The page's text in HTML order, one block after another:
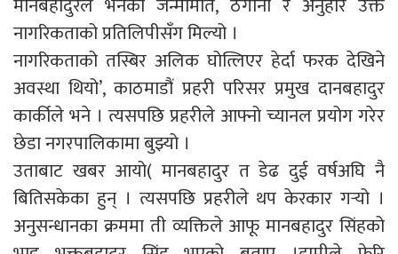
नागरिकताको प्रतिलिपीसँग मिल्यो ।
नागरिकताको तस्बिर अलिक घोत्लिएर हेर्दा फरक देखिने
अवस्था थियो’, काठमाडौं प्रहरी परिसर प्रमुख दानबहादुर
कार्कीले भने । त्यसपछि प्रहरीले आफ्नो च्यानल प्रयोग गरेर
छेडा नगरपालिकामा बुझ्यो ।
उताबाट खबर आयो( मानबहादुर त डेढ दुई वर्षअघि नै
बितिसकेका हुन् । त्यसपछि प्रहरीले थप केरकार गर्‍यो ।
अनुसन्धानका क्रममा ती व्यक्तिले आफू मानबहादुर सिंहको